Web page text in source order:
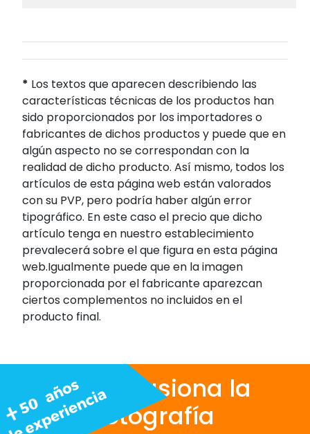
* Los textos que aparecen describiendo las
características técnicas de los productos han
sido proporcionados por los importadores o
fabricantes de dichos productos y puede que en
algún aspecto no se correspondan con la
realidad de dicho producto. Así mismo, todos los
artículos de esta página web están valorados
con su PVP, pero podría haber algún error
tipográfico. En este caso el precio que dicho
artículo tenga en nuestro establecimiento
prevalecerá sobre el que figura en esta página
web.Igualmente puede que en la imagen
proporcionada por el fabricante aparezcan
ciertos complementos no incluidos en el
producto final.
Nos apasiona la
fotografía